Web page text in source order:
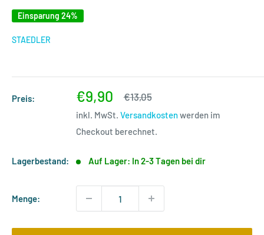
Einsparung 24%
STAEDLER
Preis: Sonderpreis
€9,90 Normalpreis
€13,05
inkl. MwSt. Versandkostenwerden im
Checkout berechnet.
Lagerbestand: Auf Lager: In 2-3 Tagen bei dir
Menge: